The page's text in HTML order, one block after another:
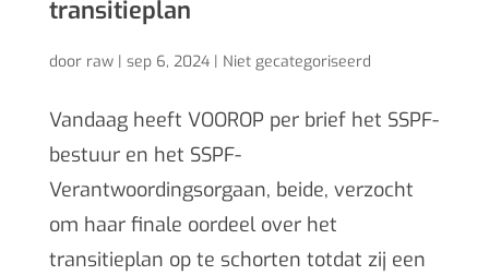
transitieplan
door raw| sep 6, 2024| Niet gecategoriseerd
Vandaag heeft VOOROP per brief het SSPF-
bestuur en het SSPF-
Verantwoordingsorgaan, beide, verzocht
om haar finale oordeel over het
transitieplan op te schorten totdat zij een